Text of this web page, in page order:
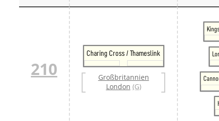
210
Charing Cross / Thameslink
Großbritannien
London (G)